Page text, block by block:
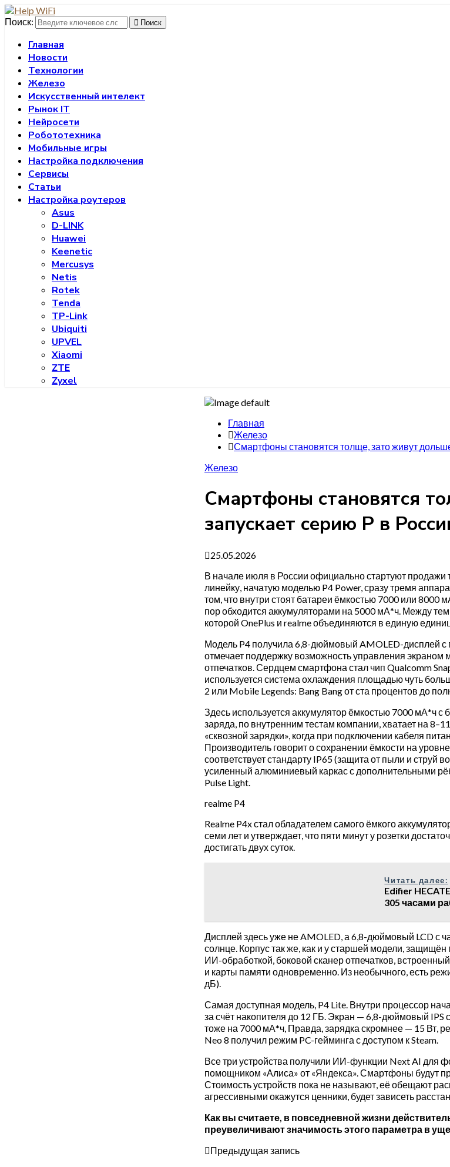
Поиск: Поиск
Главная
Новости
Технологии
Железо
Искусственный интелект
Рынок IT
Нейросети
Робототехника
Мобильные игры
Настройка подключения
Сервисы
Статьи
Настройка роутеров
Asus
D-LINK
Huawei
Keenetic
Mercusys
Netis
Rotek
Tenda
TP-Link
Ubiquiti
UPVEL
Xiaomi
ZTE
Zyxel
Главная
Железо
Смартфоны становятся толще, зато живут
Железо
Смартфоны становятся
запускает серию P в
25.05.2026
В начале июля в России официально стартуют
линейку, начатую моделью P4 Power, сразу тремя
том, что внутри стоят батареи ёмкостью 7000 или
пор обходится аккумуляторами на 5000 мА*ч. Между
которой OnePlus и realme объединяются в единую
Модель P4 получила 6,8-дюймовый AMOLED-дисплей с
отмечает поддержку возможность управления
отпечатков. Сердцем смартфона стал чип Qualcomm
используется система охлаждения площадью чуть
2 или Mobile Legends: Bang Bang от ста процентов до
Здесь используется аккумулятор ёмкостью 7000 мА*ч
заряда, по внутренним тестам компании, хватает на
«сквозной зарядки», когда при подключении кабеля
Производитель говорит о сохранении ёмкости на
соответствует стандарту IP65 (защита от пыли и
усиленный алюминиевый каркас с дополнительными
Pulse Light.
realme P4
Realme P4x стал обладателем самого ёмкого
семи лет и утверждает, что пяти минут у розетки
достигать двух суток.
Читать далее:
Edifier
305 часами
Дисплей здесь уже не AMOLED, а 6,8-дюймовый LCD с
солнце. Корпус так же, как и у старшей модели,
ИИ-обработкой, боковой сканер отпечатков,
и карты памяти одновременно. Из необычного, есть
дБ).
Самая доступная модель, P4 Lite. Внутри процессор
за счёт накопителя до 12 ГБ. Экран — 6,8-дюймовый IPS
тоже на 7000 мА*ч, Правда, зарядка скромнее — 15 Вт,
Neo 8 получил режим PC-гейминга с доступом к Steam.
Все три устройства получили ИИ-функции Next AI для
помощником «Алиса» от «Яндекса». Смартфоны будут
Стоимость устройств пока не называют, её обещают
агрессивными окажутся ценники, будет зависеть
Как вы считаете, в повседневной жизни
преувеличивают значимость этого параметра в
Предыдущая запись